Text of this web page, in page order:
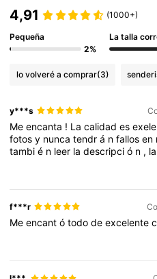
4,91 (1000+)
Pequeña
2%
La talla
lo volveré a comprar(3)
y***s
Meencanta ! Lacalidades
fotosy nuncatendrá nfallosen
tambié n leer ladescripció n ,
f***r
Meencantótododeexcelente